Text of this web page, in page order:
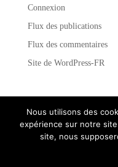
Connexion
Flux des publications
Flux des commentaires
Site de WordPress-FR
Propulsé par
Mentions
Nous utilisons des
expérience sur notre
site, nous